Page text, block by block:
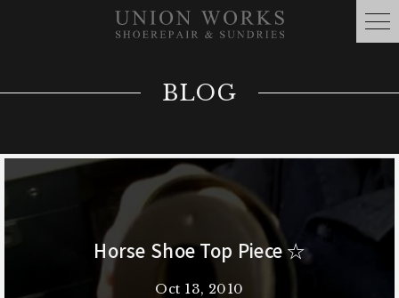
BLOG
Horse Shoe Top Piece ☆
Oct 13, 2010